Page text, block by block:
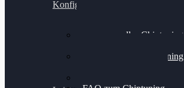
Konfigurator
Professionelles Chiptuning
Professionelles Chiptuning